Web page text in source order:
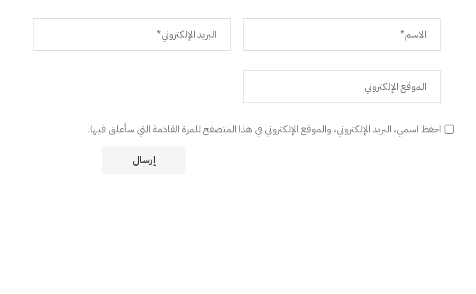
احفظ اسمي، البريد الإلكتروني، والموقع الإلكتروني في هذا المتصفح للمرة القادمة التي سأعلق فيها.